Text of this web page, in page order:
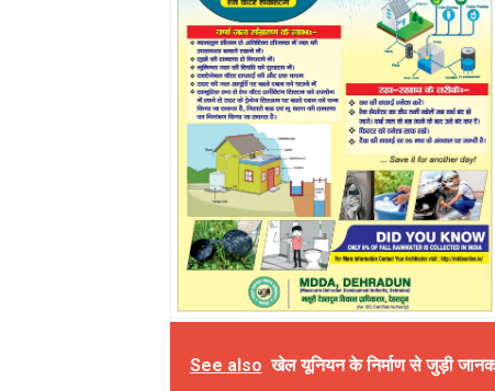
See also खेल यूनियन के निर्माण से जुड़ी